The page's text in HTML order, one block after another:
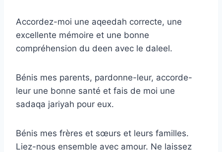
Accordez-moi une aqeedah correcte, une
excellente mémoire et une bonne
compréhension du deen avec le daleel.
Bénis mes parents, pardonne-leur, accorde-
leur une bonne santé et fais de moi une
sadaqa jariyah pour eux.
Bénis mes frères et sœurs et leurs familles.
Liez-nous ensemble avec amour. Ne laissez